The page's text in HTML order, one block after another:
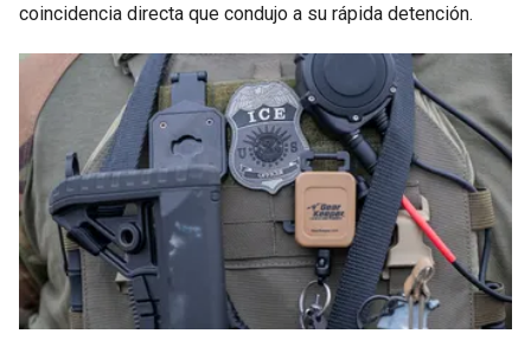
coincidencia directa que condujo a su rápida detención.